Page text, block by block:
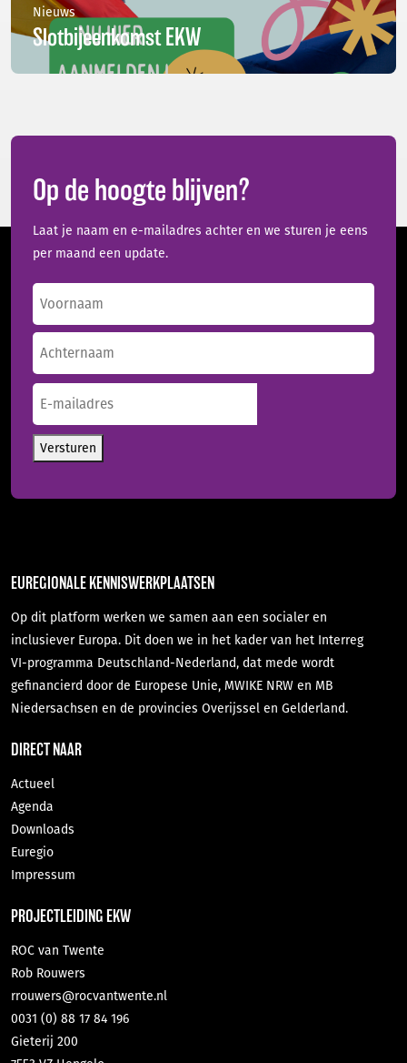
Nieuws
Slotbijeenkomst EKW
Op de hoogte blijven?
Laat je naam en e-mailadres achter en we sturen je eens
per maand een update.
Voornaam
Achternaam
Versturen
EUREGIONALE KENNISWERKPLAATSEN
Op dit platform werken we samen aan een socialer en
inclusiever Europa. Dit doen we in het kader van het Interreg
VI-programma Deutschland-Nederland, dat mede wordt
gefinancierd door de Europese Unie, MWIKE NRW en MB
Niedersachsen en de provincies Overijssel en Gelderland.
DIRECT NAAR
Actueel
Agenda
Downloads
Euregio
Impressum
PROJECTLEIDING EKW
ROC van Twente
Rob Rouwers
rrouwers@rocvantwente.nl
0031 (0) 88 17 84 196
Gieterij 200